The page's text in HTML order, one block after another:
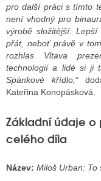
pro další práci s tímto
není vhodný pro
výrobě složitější.
přát, neboť právě v
rozhlas Vltava
technologií a lidé si ji
Spánkové křídlo, “
Kateřina Konopásková.
Základní údaje
celého díla
Název: Miloš Urban: To